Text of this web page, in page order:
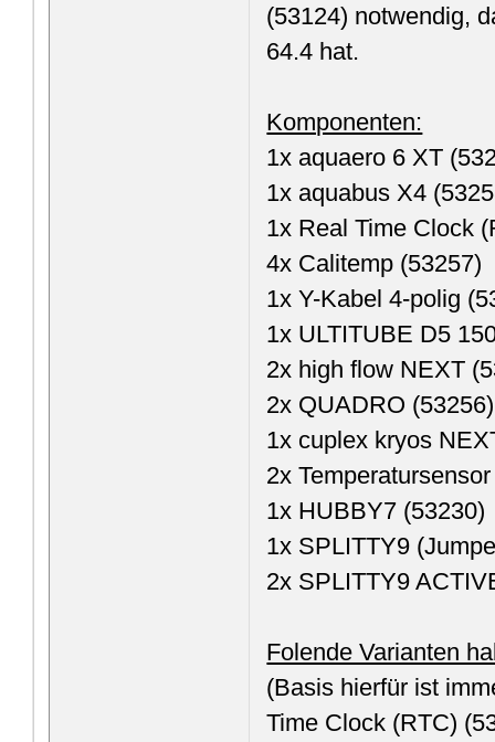
(53124) notwendig,
64.4 hat.
Komponenten:
1x aquaero 6 XT
1x aquabus X4
1x Real Time Clock
4x Calitemp (53257)
1x Y-Kabel 4-polig
1x ULTITUBE D5
2x high flow NEXT
2x QUADRO (53256)
1x cuplex kryos
2x
1x HUBBY7 (53230)
1x SPLITTY9
2x SPLITTY9
Folende Varianten
(Basis hierfür ist
Time Clock (RTC)